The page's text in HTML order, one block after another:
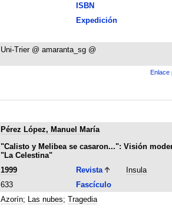
ISBN
Expedición
Uni-Trier @ amaranta_sg @
Enlace
Pérez López, Manuel María
"Calisto y Melibea se casaron...": Visión
"La Celestina"
1999 Revista
Insula
633
Fascículo
Azorín; Las nubes; Tragedia